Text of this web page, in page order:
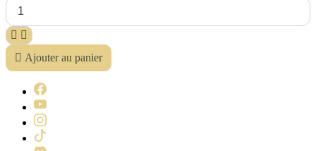
 
 Ajouter au panier